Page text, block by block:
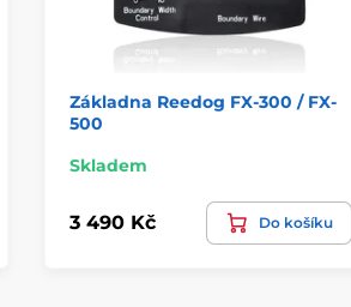
Základna Reedog FX-300 / FX-
500
Skladem
3 490 Kč Do košíku